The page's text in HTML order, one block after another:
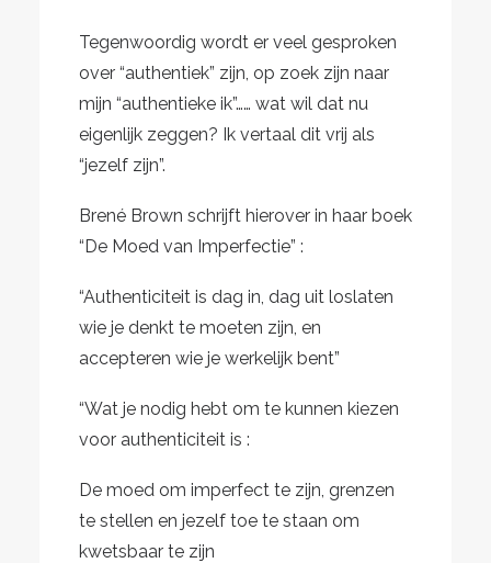
Tegenwoordig wordt er veel gesproken
over “authentiek” zijn, op zoek zijn naar
mijn “authentieke ik”…… wat wil dat nu
eigenlijk zeggen? Ik vertaal dit vrij als
“jezelf zijn”.
Brené Brown schrijft hierover in haar boek
“De Moed van Imperfectie” :
“Authenticiteit is dag in, dag uit loslaten
wie je denkt te moeten zijn, en
accepteren wie je werkelijk bent”
“Wat je nodig hebt om te kunnen kiezen
voor authenticiteit is :
De moed om imperfect te zijn, grenzen
te stellen en jezelf toe te staan om
kwetsbaar te zijn